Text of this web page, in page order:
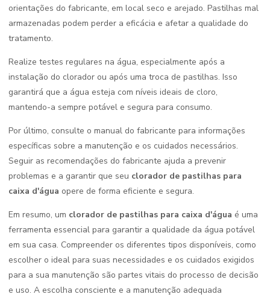
orientações do fabricante, em local seco e arejado. Pastilhas mal
armazenadas podem perder a eficácia e afetar a qualidade do
tratamento.
Realize testes regulares na água, especialmente após a
instalação do clorador ou após uma troca de pastilhas. Isso
garantirá que a água esteja com níveis ideais de cloro,
mantendo-a sempre potável e segura para consumo.
Por último, consulte o manual do fabricante para informações
específicas sobre a manutenção e os cuidados necessários.
Seguir as recomendações do fabricante ajuda a prevenir
problemas e a garantir que seu clorador de pastilhas para
caixa d'água opere de forma eficiente e segura.
Em resumo, um clorador de pastilhas para caixa d'água é uma
ferramenta essencial para garantir a qualidade da água potável
em sua casa. Compreender os diferentes tipos disponíveis, como
escolher o ideal para suas necessidades e os cuidados exigidos
para a sua manutenção são partes vitais do processo de decisão
e uso. A escolha consciente e a manutenção adequada